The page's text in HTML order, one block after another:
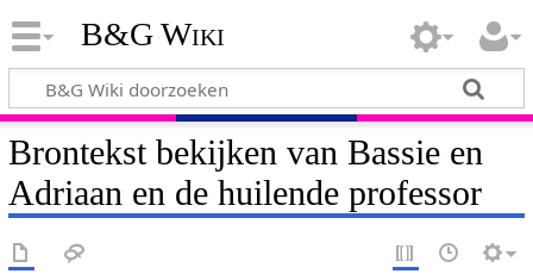
B&G Wiki
Brontekst bekijken van Bassie en
Adriaan en de huilende professor